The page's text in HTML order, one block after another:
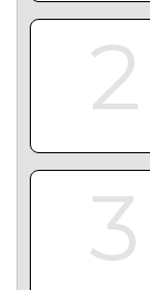
2
3